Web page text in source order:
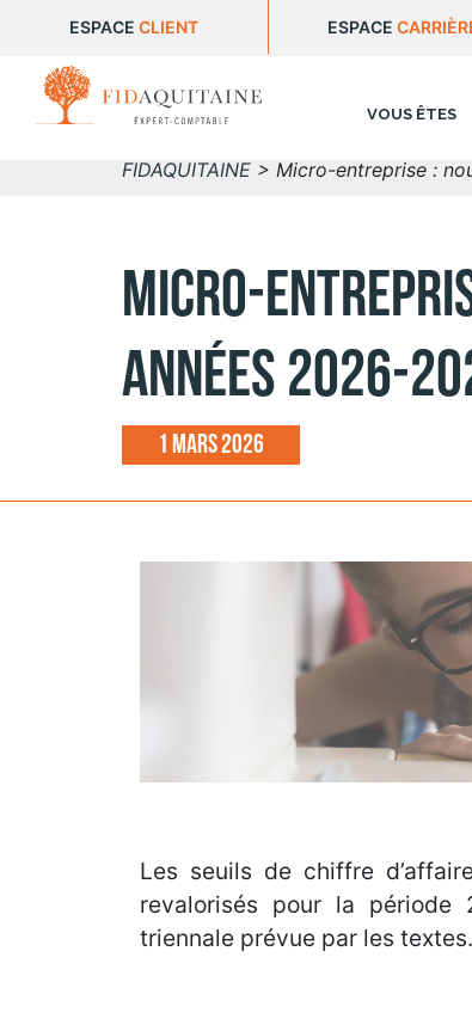
ESPACE CLIENT ESPACE
VOUS ÊTES
FIDAQUITAINE > Micro-entreprise :
Micro-
années 2026-
1 mars 2026
Les seuils de chiffre
revalorisés pour la période
triennale prévue par les textes.